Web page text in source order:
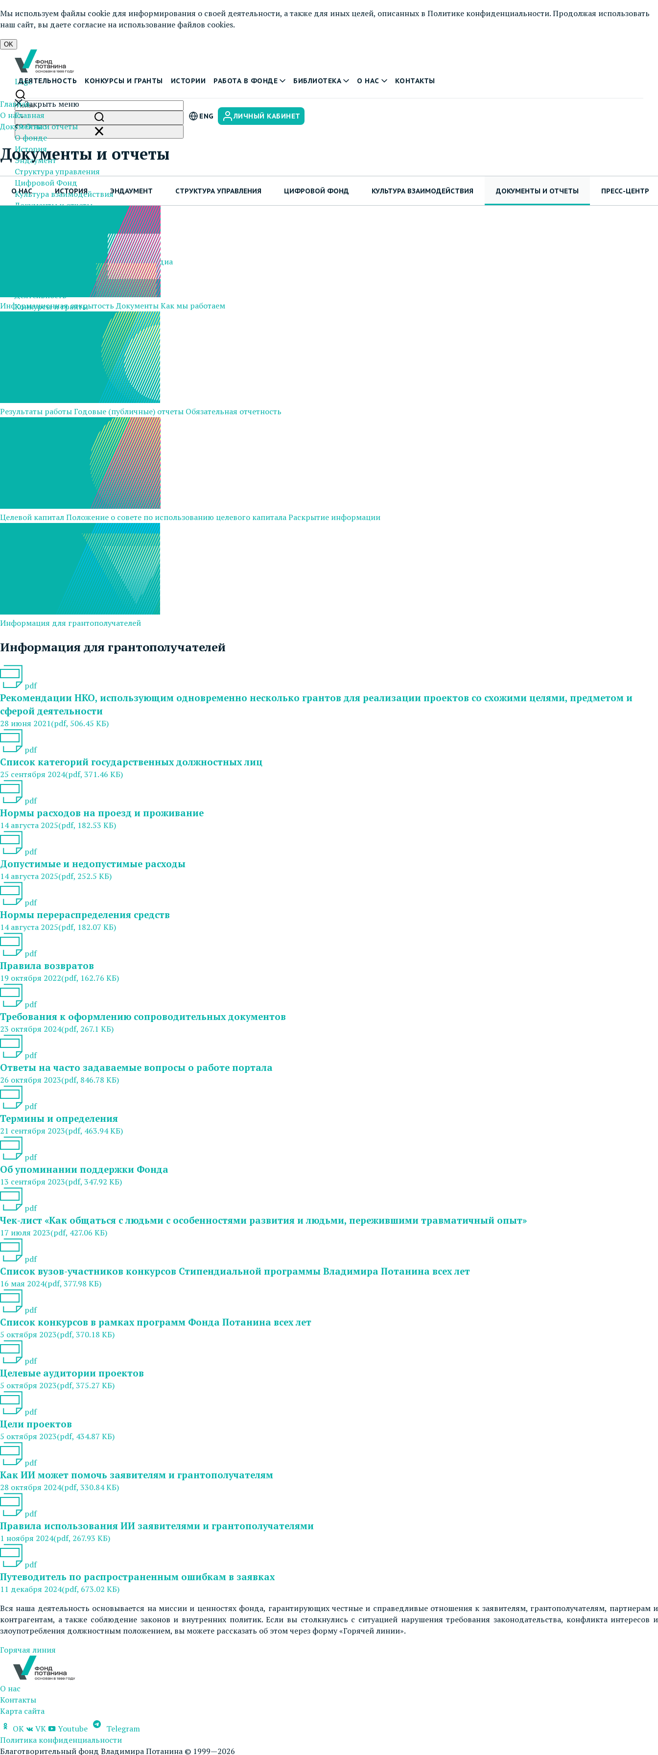
Мы используем файлы cookie для информирования о своей деятельности, а также для иных целей, описанных в Политике конфиденциальности. Продолжая использовать
наш сайт, вы даете согласие на использование файлов cookies.
OK
Logo
ДЕЯТЕЛЬНОСТЬ КОНКУРСЫ И ГРАНТЫ ИСТОРИИ РАБОТА В ФОНДЕ БИБЛИОТЕКА О НАС КОНТАКТЫ
ENG ЛИЧНЫЙ КАБИНЕТ
Закрыть меню
Главная
О нас
О фонде
История
Эндаумент
Структура управления
Цифровой Фонд
Культура взаимодействия
Документы и отчеты
Художественные издания и мультимедиа
Деятельность
Конкурсы и гранты
Youtube Telegram
Главная
О нас
Документы и отчеты
Документы и отчеты
О НАС ИСТОРИЯ ЭНДАУМЕНТ СТРУКТУРА УПРАВЛЕНИЯ ЦИФРОВОЙ ФОНД КУЛЬТУРА ВЗАИМОДЕЙСТВИЯ ДОКУМЕНТЫ И ОТЧЕТЫ ПРЕСС-ЦЕНТР
Информационная открытость ДокументыКак мы работаем
Результаты работыГодовые (публичные) отчеты Обязательная отчетность
Целевой капиталПоложение о совете по использованию целевого капиталаРаскрытие информации
Информация для грантополучателей
Информация для грантополучателей
pdf
Рекомендации НКО, использующим одновременно несколько грантов для реализации проектов со схожими целями, предметом и
сферой деятельности
28 июня 2021(pdf, 506.45 КБ)
pdf
Список категорий государственных должностных лиц
25 сентября 2024(pdf, 371.46 КБ)
pdf
Нормы расходов на проезд и проживание
14 августа 2025(pdf, 182.53 КБ)
pdf
Допустимые и недопустимые расходы
14 августа 2025(pdf, 252.5 КБ)
pdf
Нормы перераспределения средств
14 августа 2025(pdf, 182.07 КБ)
pdf
Правила возвратов
19 октября 2022(pdf, 162.76 КБ)
pdf
Требования к оформлению сопроводительных документов
23 октября 2024(pdf, 267.1 КБ)
pdf
Ответы на часто задаваемые вопросы о работе портала
26 октября 2023(pdf, 846.78 КБ)
pdf
Термины и определения
21 сентября 2023(pdf, 463.94 КБ)
pdf
Об упоминании поддержки Фонда
13 сентября 2023(pdf, 347.92 КБ)
pdf
Чек-лист «Как общаться с людьми с особенностями развития и людьми, пережившими травматичный опыт»
17 июля 2023(pdf, 427.06 КБ)
pdf
Список вузов-участников конкурсов Стипендиальной программы Владимира Потанина всех лет
16 мая 2024(pdf, 377.98 КБ)
pdf
Список конкурсов в рамках программ Фонда Потанина всех лет
5 октября 2023(pdf, 370.18 КБ)
pdf
Целевые аудитории проектов
5 октября 2023(pdf, 375.27 КБ)
pdf
Цели проектов
5 октября 2023(pdf, 434.87 КБ)
pdf
Как ИИ может помочь заявителям и грантополучателям
28 октября 2024(pdf, 330.84 КБ)
pdf
Правила использования ИИ заявителями и грантополучателями
1 ноября 2024(pdf, 267.93 КБ)
pdf
Путеводитель по распространенным ошибкам в заявках
11 декабря 2024(pdf, 673.02 КБ)
Вся наша деятельность основывается на миссии и ценностях фонда, гарантирующих честные и справедливые отношения к заявителям, грантополучателям, партнерам и
контрагентам, а также соблюдение законов и внутренних политик. Если вы столкнулись с ситуацией нарушения требования законодательства, конфликта интересов и
злоупотребления должностным положением, вы можете рассказать об этом через форму «Горячей линии».
Горячая линия
О нас
Контакты
Карта сайта
OK
VK Youtube
Telegram
Политика конфиденциальности
Благотворительный фонд Владимира Потанина © 1999—2026